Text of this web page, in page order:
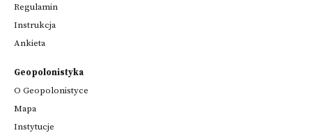
Regulamin
Instrukcja
Ankieta
Geopolonistyka
O Geopolonistyce
Mapa
Instytucje